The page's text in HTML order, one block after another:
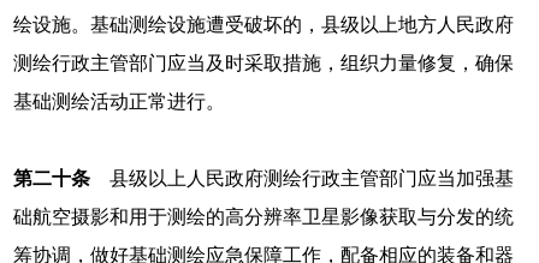
绘设施。基础测绘设施遭受破坏的，县级以上地方人民政府
测绘行政主管部门应当及时采取措施，组织力量修复，确保
基础测绘活动正常进行。
第二十条 县级以上人民政府测绘行政主管部门应当加强基
础航空摄影和用于测绘的高分辨率卫星影像获取与分发的统
筹协调，做好基础测绘应急保障工作，配备相应的装备和器